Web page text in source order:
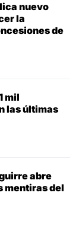
nuevo
la
de
mil
las últimas
abre
mentiras del